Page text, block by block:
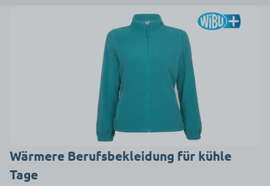
Wärmere Berufsbekleidung für kühle
Tage